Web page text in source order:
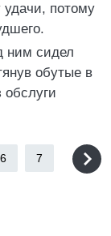
потому
ним сидел
обутые в
обслуги
6 7